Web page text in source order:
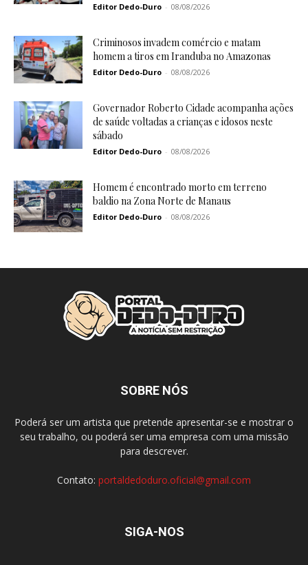
Editor Dedo-Duro - 08/08/2026
Criminosos invadem comércio e matam
homem a tiros em Iranduba no Amazonas
Editor Dedo-Duro - 08/08/2026
Governador Roberto Cidade acompanha ações
de saúde voltadas a crianças e idosos neste
sábado
Editor Dedo-Duro - 08/08/2026
Homem é encontrado morto em terreno
baldio na Zona Norte de Manaus
Editor Dedo-Duro - 08/08/2026
SOBRE NÓS
Poderá ser um artista que pretende apresentar-se e mostrar o
seu trabalho, ou poderá ser uma empresa com uma missão
para descrever.
Contato: portaldedoduro.oficial@gmail.com
SIGA-NOS